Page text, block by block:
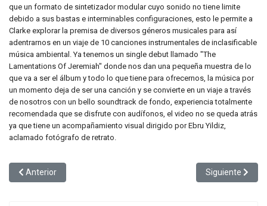
que un formato de sintetizador modular cuyo sonido no tiene limite
debido a sus bastas e interminables configuraciones, esto le permite a
Clarke explorar la premisa de diversos géneros musicales para así
adentrarnos en un viaje de 10 canciones instrumentales de inclasificable
música ambiental. Ya tenemos un single debut llamado "The
Lamentations Of Jeremiah" donde nos dan una pequeña muestra de lo
que va a ser el álbum y todo lo que tiene para ofrecernos, la música por
un momento deja de ser una canción y se convierte en un viaje a través
de nosotros con un bello soundtrack de fondo, experiencia totalmente
recomendada que se disfrute con audífonos, el video no se queda atrás
ya que tiene un acompañamiento visual dirigido por Ebru Yildiz,
aclamado fotógrafo de retrato.
Artículo anterior: Los Rolling Stones presentan “Angry”, el single
Anterior Artículo
Siguiente